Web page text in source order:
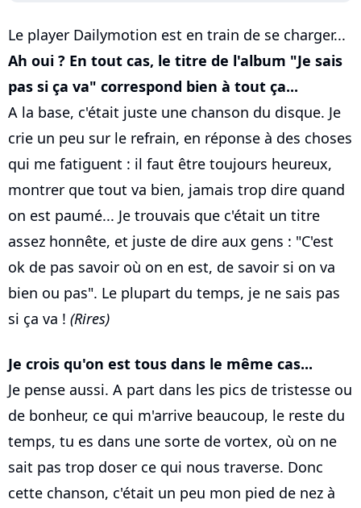
Le player Dailymotion est en train de se charger...
Ah oui ? En tout cas, le titre de l'album "Je sais
pas si ça va" correspond bien à tout ça...
A la base, c'était juste une chanson du disque. Je
crie un peu sur le refrain, en réponse à des choses
qui me fatiguent : il faut être toujours heureux,
montrer que tout va bien, jamais trop dire quand
on est paumé... Je trouvais que c'était un titre
assez honnête, et juste de dire aux gens : "C'est
ok de pas savoir où on en est, de savoir si on va
bien ou pas". Le plupart du temps, je ne sais pas
si ça va ! (Rires)
Je crois qu'on est tous dans le même cas...
Je pense aussi. A part dans les pics de tristesse ou
de bonheur, ce qui m'arrive beaucoup, le reste du
temps, tu es dans une sorte de vortex, où on ne
sait pas trop doser ce qui nous traverse. Donc
cette chanson, c'était un peu mon pied de nez à